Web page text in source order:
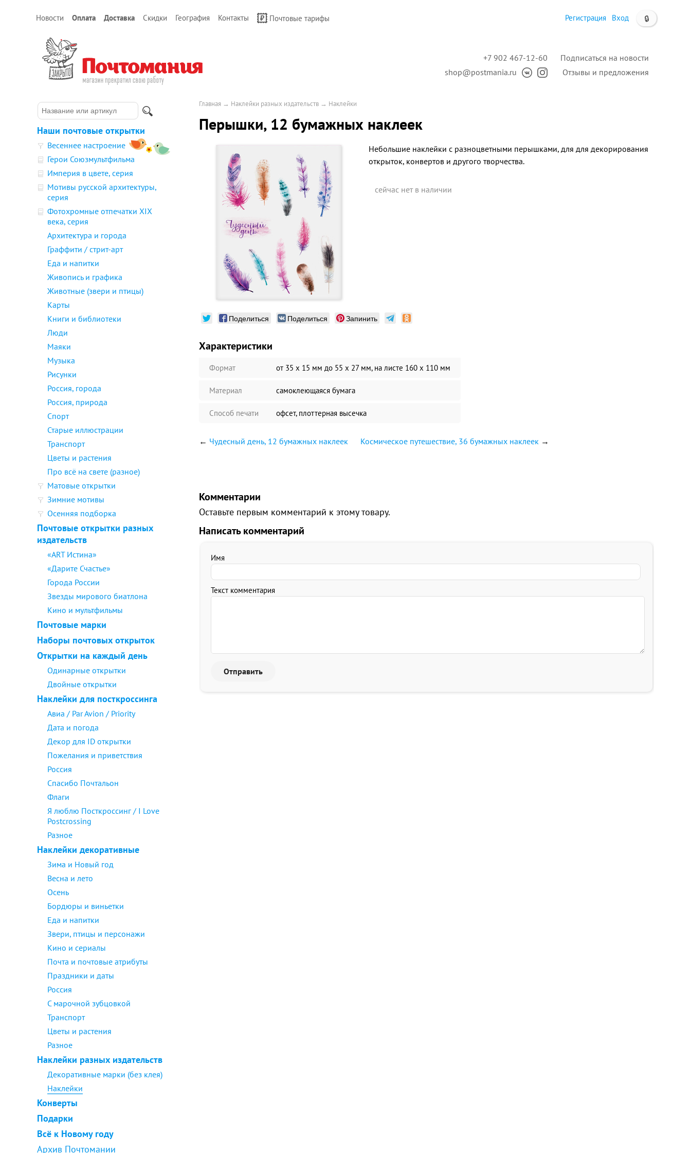
Новости Оплата Доставка Скидки География Контакты Почтовые тарифы 🔒
Регистрация Вход
Подписаться на новости
Отзывы и предложения
+7 902 467-12-60
shop@postmania.ru
Наши почтовые открытки
Весеннее настроение
Герои Союзмультфильма
Империя в цвете, серия
Мотивы русской архитектуры,
серия
Фотохромные отпечатки XIX
века, серия
Архитектура и города
Граффити / стрит-арт
Еда и напитки
Живопись и графика
Животные (звери и птицы)
Карты
Книги и библиотеки
Люди
Маяки
Музыка
Рисунки
Россия, города
Россия, природа
Спорт
Старые иллюстрации
Транспорт
Цветы и растения
Про всё на свете (разное)
Матовые открытки
Зимние мотивы
Осенняя подборка
Почтовые открытки разных
издательств
«ART Истина»
«Дарите Счастье»
Города России
Звезды мирового биатлона
Кино и мультфильмы
Почтовые марки
Наборы почтовых открыток
Открытки на каждый день
Одинарные открытки
Двойные открытки
Наклейки для посткроссинга
Авиа / Par Avion / Priority
Дата и погода
Декор для ID открытки
Пожелания и приветствия
Россия
Спасибо Почтальон
Флаги
Я люблю Посткроссинг / I Love
Postcrossing
Разное
Наклейки декоративные
Зима и Новый год
Весна и лето
Осень
Бордюры и виньетки
Еда и напитки
Звери, птицы и персонажи
Кино и сериалы
Почта и почтовые атрибуты
Праздники и даты
Россия
С марочной зубцовкой
Транспорт
Цветы и растения
Разное
Наклейки разных издательств
Декоративные марки (без клея)
Наклейки
Конверты
Подарки
Всё к Новому году
Архив Почтомании
Главная → Наклейки разных издательств → Наклейки
Перышки, 12 бумажных наклеек
Небольшие наклейки с разноцветными перышками, для для декорирования
открыток, конвертов и другого творчества.
сейчас нет в наличии
Поделиться Поделиться Запинить
Характеристики
Формат от 35 х 15 мм до 55 х 27 мм, на листе 160 х 110 мм
Материал самоклеющаяся бумага
Способ печати офсет, плоттерная высечка
← Чудесный день, 12 бумажных наклеек Космическое путешествие, 36 бумажных наклеек →
Комментарии
Оставьте первым комментарий к этому товару.
Написать комментарий
Имя
Текст комментария